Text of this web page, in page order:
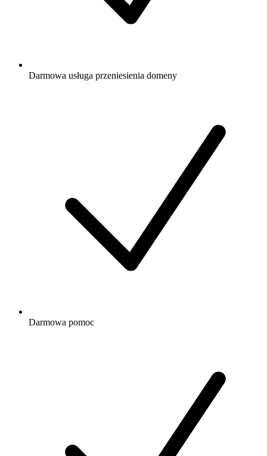
Darmowa usługa przeniesienia domeny
Darmowa pomoc